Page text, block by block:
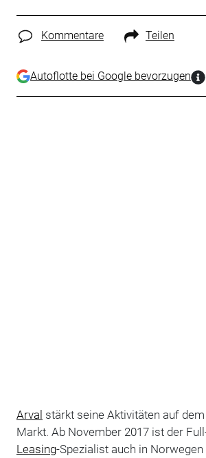
Kommentare Teilen
Autoflotte bei Google bevorzugen
Arval stärkt seine Aktivitäten auf
Markt. Ab November 2017 ist der
Leasing-Spezialist auch in